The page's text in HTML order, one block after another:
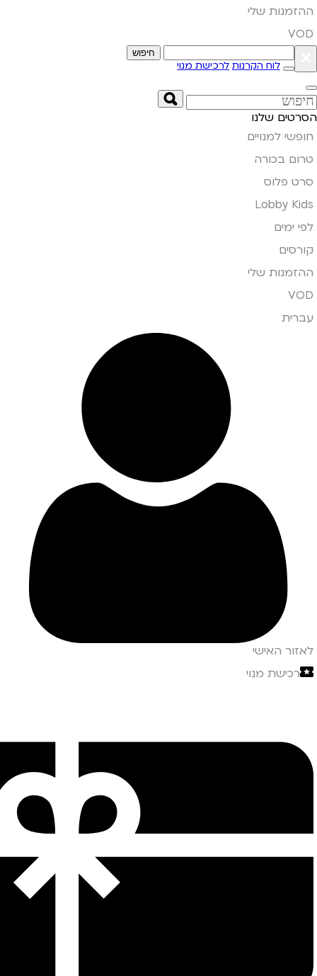
ההזמנות שלי
VOD
חיפוש
לוח הקרנות לרכישת מנוי
הסרטים שלנו
חופשי למנויים
טרום בכורה
סרט פלוס
Lobby Kids
לפי ימים
קורסים
ההזמנות שלי
VOD
עברית
לאזור האישי
רכישת מנוי